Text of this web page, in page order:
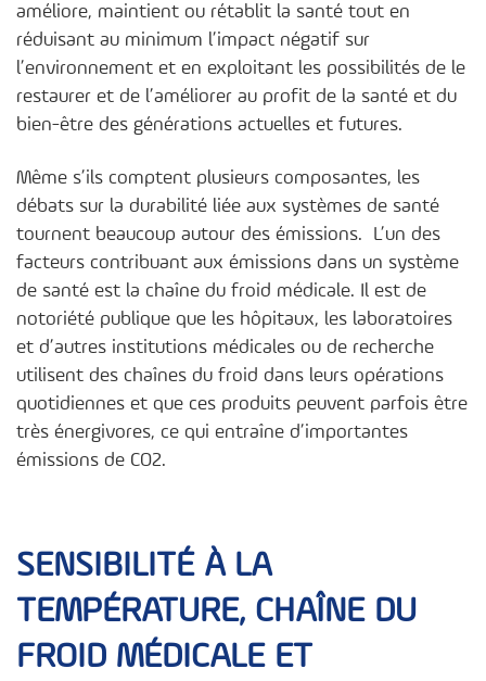
améliore, maintient ou rétablit la santé tout en
réduisant au minimum l’impact négatif sur
l’environnement et en exploitant les possibilités de le
restaurer et de l’améliorer au profit de la santé et du
bien-être des générations actuelles et futures.
Même s’ils comptent plusieurs composantes, les
débats sur la durabilité liée aux systèmes de santé
tournent beaucoup autour des émissions. L’un des
facteurs contribuant aux émissions dans un système
de santé est la chaîne du froid médicale. Il est de
notoriété publique que les hôpitaux, les laboratoires
et d’autres institutions médicales ou de recherche
utilisent des chaînes du froid dans leurs opérations
quotidiennes et que ces produits peuvent parfois être
très énergivores, ce qui entraîne d’importantes
émissions de CO2.
SENSIBILITÉ À LA
TEMPÉRATURE, CHAÎNE DU
FROID MÉDICALE ET